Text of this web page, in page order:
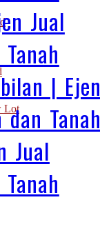
Jual
| Ejen
Tanah
Jual
Lot